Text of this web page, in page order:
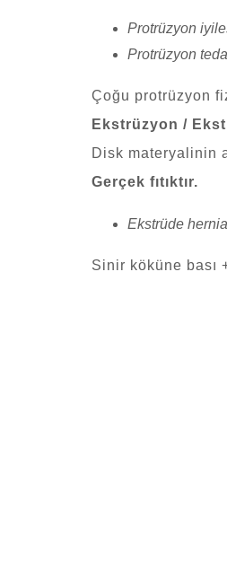
Protrüzyon
Protrüzyon
Çoğu protrüzyon
Ekstrüzyon /
Disk materyalinin
Gerçek fıtıktır.
Ekstrüde
Sinir köküne bası